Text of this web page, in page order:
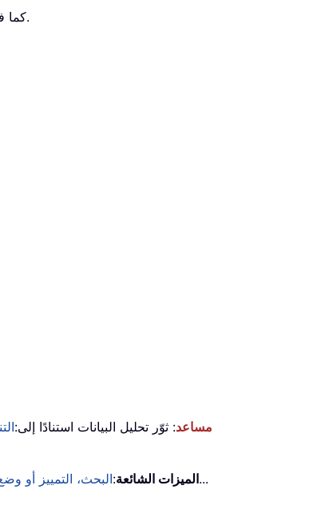
كمالإزالة هذا الملف من المجلد.
KUTOOLS AI مساعد: ثوّر تحليل البيانات استنادًا إلى:
الميزات الشائعة:البحث، التمييز أو
...